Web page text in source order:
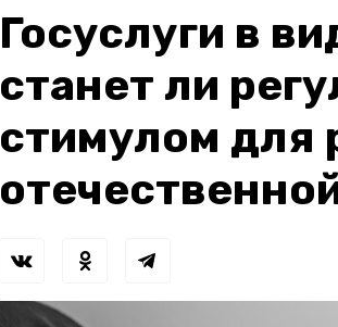
Госуслуги в
станет ли
стимулом для